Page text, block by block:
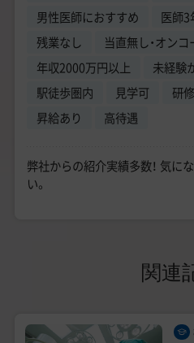
男性医師におすすめ
医師3
残業なし
当直無し・オン
年収2000万円以上
未経験
駅徒歩圏内
見学可 研
昇給あり
高待遇
弊社からの紹介実績多数！ 気に
い。
関連